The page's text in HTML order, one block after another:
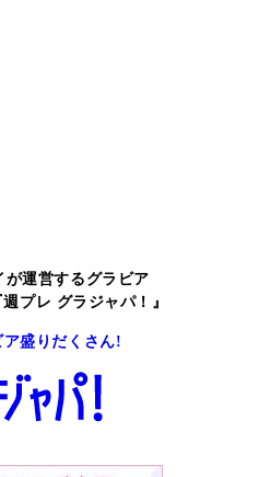
が運営するグラビア
プレ グラジャパ！』
盛りだくさん!